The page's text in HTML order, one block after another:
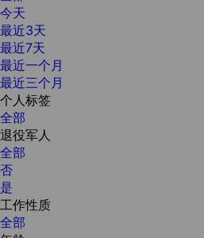
今天
最近3天
最近7天
最近一个月
最近三个月
个人标签
全部
退役军人
全部
否
是
工作性质
全部